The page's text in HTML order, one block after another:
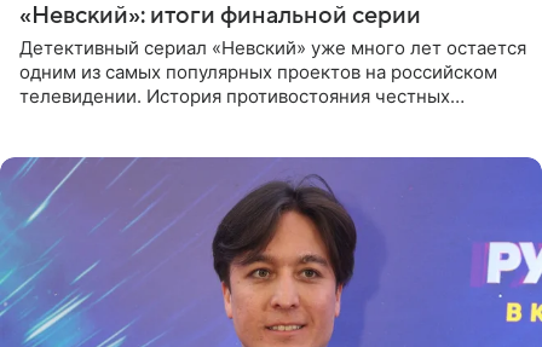
«Невский»: итоги финальной серии
Детективный сериал «Невский» уже много лет остается
одним из самых популярных проектов на российском
телевидении. История противостояния честных